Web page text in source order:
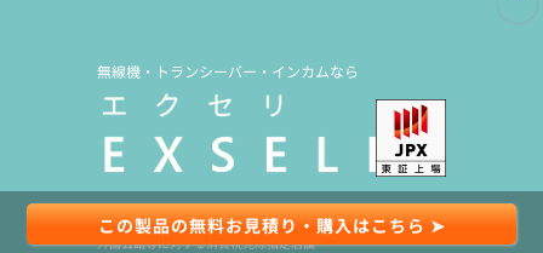
定価:オープン価格
※耳掛けタイプ
※VOX機能対応
※ケーブル長75cm
この製品の無料お見積り・購入はこちら ➤
無線機・トランシーバー・インカムなら
一社)全国陸上無線協会関東支部会員 第245号
総務省 販売代理店届出制度 代理店届出番号C1909977
外国公館等に対する消費税免除指定店舗